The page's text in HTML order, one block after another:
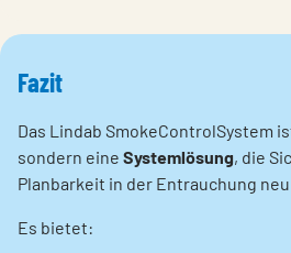
Fazit
Das Lindab SmokeControlSystem
sondern eine Systemlösung, die
Planbarkeit in der Entrauchung
Es bietet: